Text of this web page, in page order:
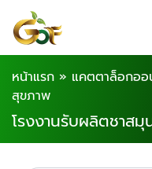
หน้าแรก » แคตตาล็อกออ
สุขภาพ
โรงงานรับผลิตชาส